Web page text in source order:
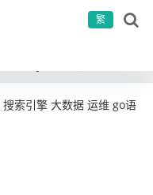
繁
搜索引擎 大数据 运维 go语